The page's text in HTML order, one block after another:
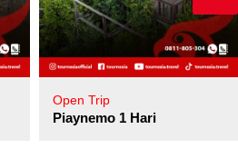
Open Trip
Piaynemo 1 Hari